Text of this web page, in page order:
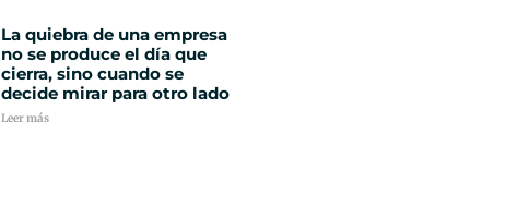
La quiebra de una empresa
no se produce el día que
cierra, sino cuando se
decide mirar para otro lado
Leer más